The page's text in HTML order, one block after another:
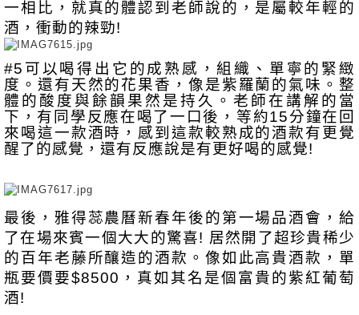
一相比，就真的體認到老師說的，是屬較年輕的
酒，衝動的辣勁!
#5可以喝得出它的成熟感，組織、單寧的緊緻
度。還有天然的花果香，像是紫羅蘭的氣味。整
體的酸度與餘韻果然是持久。老師在講解的當
下，有同學反應在喝了一口後，等約15分鐘在回
來喝這一款酒時，感到這款較熟成的酒款有更覺
醒了的感覺，還有反應說是有更好喝的感覺!
最後，雅得蕊農曆新春年後的第一場品酒會，給
了在場來賓一個大大的驚喜! 居然開了超珍貴稀少
的百年老藤所釀造的酒款。像如此高貴酒款，單
瓶要價要$8500，真如其名是個富貴的紫紅葡萄
酒!